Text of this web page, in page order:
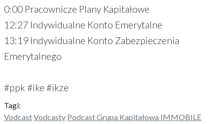
0:00 Pracownicze Plany Kapitałowe
12:27 Indywidualne Konto Emerytalne
13:19 Indywidualne Konto Zabezpieczenia
Emerytalnego
#ppk #ike #ikze
Tagi:
VodcastVodcasty Podcast Grupa Kapitałowa IMMOBILE